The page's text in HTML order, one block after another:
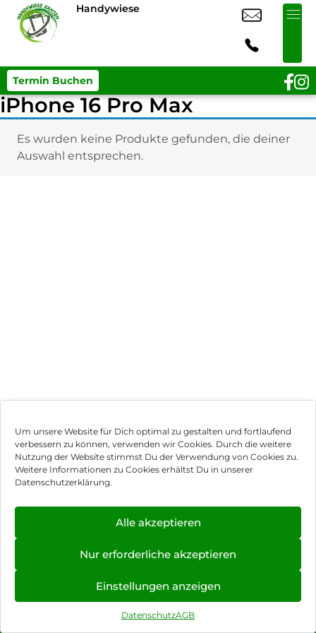
Um unsere Website für Dich optimal zu gestalten und fortlaufend
verbessern zu können, verwenden wir Cookies. Durch die weitere
Nutzung der Website stimmst Du der Verwendung von Cookies zu.
Weitere Informationen zu Cookies erhältst Du in unserer
Datenschutzerklärung.
Alle akzeptieren
Nur erforderliche akzeptieren
Einstellungen anzeigen
DatenschutzAGB
Handywiese
Termin Buchen
iPhone 16 Pro Max
Es wurden keine Produkte gefunden, die deiner
Auswahl entsprechen.
Impressum
Hinweis zur Batterieentsorgung
Newsletter
, Brodos AG – All Rights Reserved.